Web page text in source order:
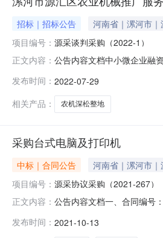
招标｜招标公告 河南省｜漯河市｜
项目编号： 源采谈判采购（2022-1）
正文内容： 公告内容文档中小微企业融
汇区2022年农机深松整地项
发布时间： 2022-07-29
相关产品：
农机深松整地
采购台式电脑及打印机
中标｜合同公告 河南省｜漯河市｜
项目编号： 源采协议采购（2021-267）
正文内容： 公告内容文档一、合同编号
河白领计算机有限公司企业
发布时间： 2021-10-13